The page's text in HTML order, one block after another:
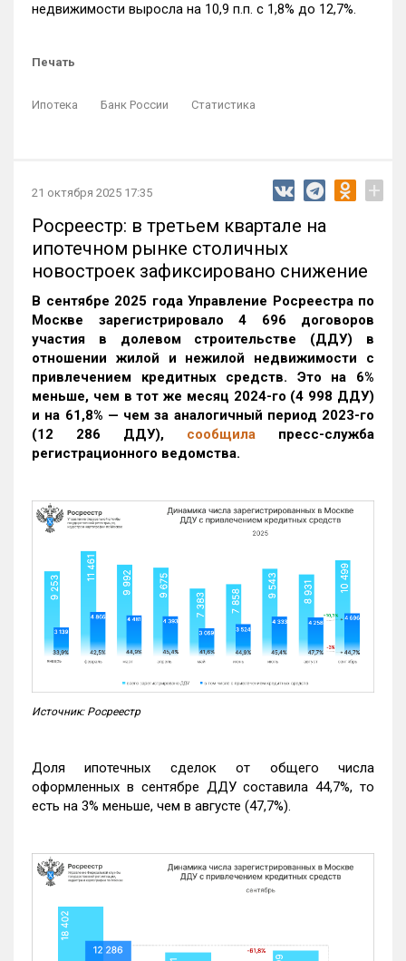
недвижимости выросла на 10,9 п.п. с 1,8% до 12,7%.
Печать
Ипотека Банк России Статистика
21 октября 2025 17:35 +
Росреестр: в третьем квартале на
ипотечном рынке столичных
новостроек зафиксировано снижение
В сентябре 2025 года Управление Росреестра по
Москве зарегистрировало 4 696 договоров
участия в долевом строительстве (ДДУ) в
отношении жилой и нежилой недвижимости с
привлечением кредитных средств. Это на 6%
меньше, чем в тот же месяц 2024-го (4 998 ДДУ)
и на 61,8% — чем за аналогичный период 2023-го
(12 286 ДДУ), сообщила пресс-служба
регистрационного ведомства.
Источник: Росреестр
Доля ипотечных сделок от общего числа
оформленных в сентябре ДДУ составила 44,7%, то
есть на 3% меньше, чем в августе (47,7%).